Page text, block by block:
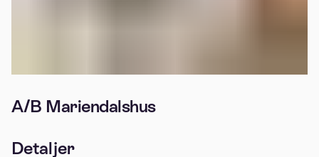
A/B Mariendalshus
Detaljer